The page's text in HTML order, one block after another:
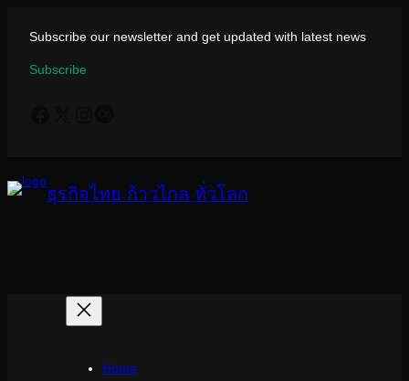
เนื้อหา
Subscribe our newsletter and get updated with latest news
Subscribe
ธุรกิจไทย ก้าวไกล ทั่วโลก
Home